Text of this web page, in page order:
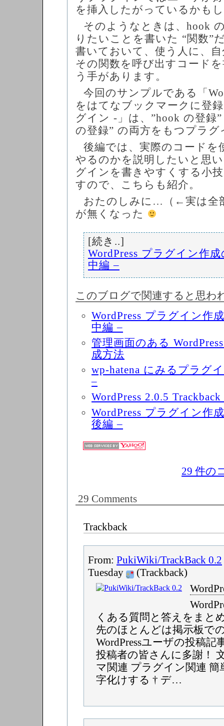
を挿入したがっているかも
そのようなときは、hook
りたいことを書いた “関数”
書いておいて、使う人に、
その関数を呼び出すコード
う手があります。
今回のサンプルである「
をはてなブックマークに登
グイン -」は、”hook の登録
の登録” の両方をもつプラグ
後編では、実際のコードを
やるのかを説明したいと思
グインを書きやすくする小
すので、こちらも紹介。
おたのしみに…（←実は全
が無くなった
[続き..]
WordPress プラグイン作
中編 –
このブログで関連すると思わ
WordPress プラグイン作
中編 –
管理画面のある
成方法
wp-hatena にみるプラグ
–
WordPress 2.0.5
WordPress プラグイン作
後編 –
29 件の
29 Comments
Trackback
From: PukiWiki/TrackBack 0.2
Tuesday
(Trackback)
くある質問と答えをまと
先のほとんどは掲示板で
WordPressユーザの投稿記
投稿者の皆さんに多謝！
マ関連 プラグイン関連 簡
字化けする † デ…